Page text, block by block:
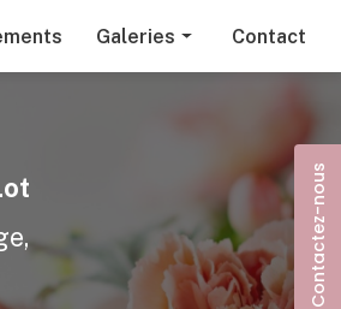
Contactez-nous
Galeries Contact